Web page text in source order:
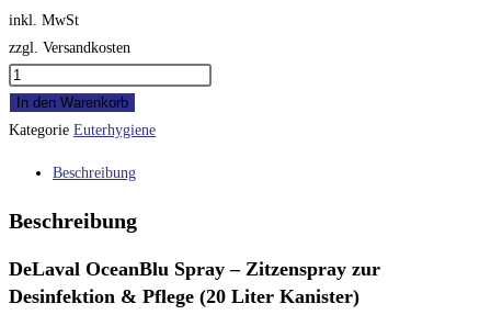
inkl. MwSt
zzgl. Versandkosten
OceanBlu
spray
Menge
In den Warenkorb
Kategorie Euterhygiene
Beschreibung
Beschreibung
DeLaval OceanBlu Spray – Zitzenspray zur
Desinfektion & Pflege (20 Liter Kanister)